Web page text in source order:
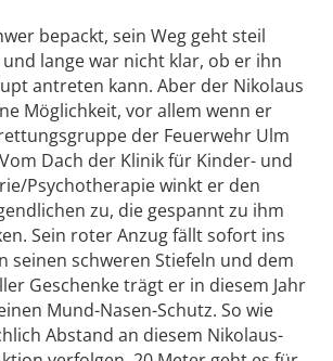
bepackt, sein Weg geht steil
lange war nicht klar, ob er ihn
antreten kann. Aber der Nikolaus
Möglichkeit, vor allem wenn er
der Feuerwehr Ulm
Dach der Klinik für Kinder- und
Psychotherapie winkt er den
zu, die gespannt zu ihm
Sein roter Anzug fällt sofort ins
seinen schweren Stiefeln und dem
Geschenke trägt er in diesem Jahr
Mund-Nasen-Schutz. So wie
Abstand an diesem Nikolaus-